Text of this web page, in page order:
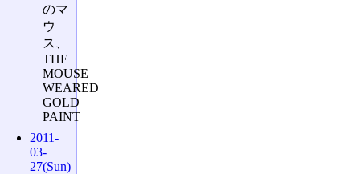
のマ
ウ
ス、
THE
MOUSE
WEARED
GOLD
PAINT
2011-
03-
27(Sun)